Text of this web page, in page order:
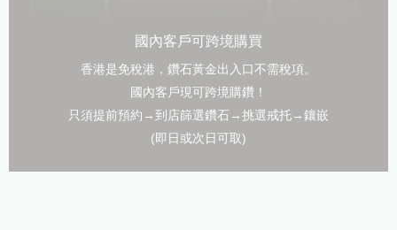
國內客戶可跨境購買
香港是免稅港，鑽石黃金出入口不需稅項。
國內客戶現可跨境購鑽！
只須提前預約→到店篩選鑽石→挑選戒托→鑲嵌
(即日或次日可取)